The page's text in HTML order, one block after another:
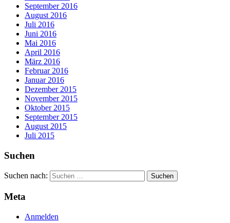
September 2016
August 2016
Juli 2016
Juni 2016
Mai 2016
April 2016
März 2016
Februar 2016
Januar 2016
Dezember 2015
November 2015
Oktober 2015
September 2015
August 2015
Juli 2015
Suchen
Suchen nach:
Meta
Anmelden